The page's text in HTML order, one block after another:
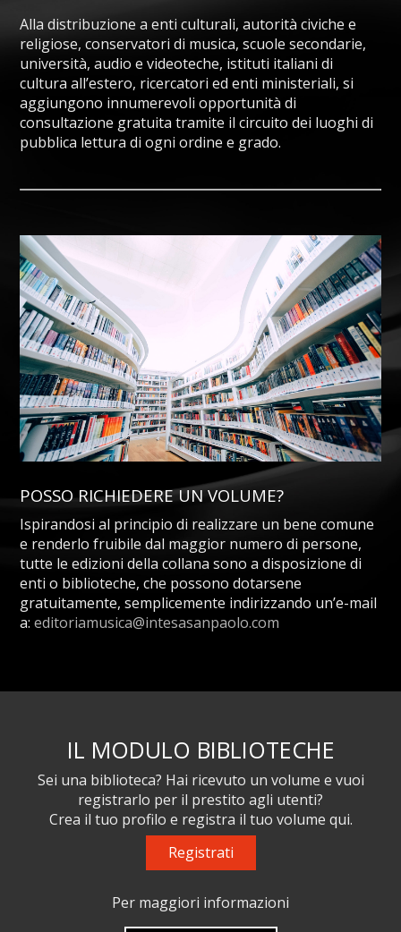
Alla distribuzione a enti culturali, autorità civiche e
religiose, conservatori di musica, scuole secondarie,
università, audio e videoteche, istituti italiani di
cultura all’estero, ricercatori ed enti ministeriali, si
aggiungono innumerevoli opportunità di
consultazione gratuita tramite il circuito dei luoghi di
pubblica lettura di ogni ordine e grado.
POSSO RICHIEDERE UN VOLUME?
Ispirandosi al principio di realizzare un bene comune
e renderlo fruibile dal maggior numero di persone,
tutte le edizioni della collana sono a disposizione di
enti o biblioteche, che possono dotarsene
gratuitamente, semplicemente indirizzando un’e-mail
a:editoriamusica@intesasanpaolo.com
IL MODULO BIBLIOTECHE
Sei una biblioteca? Hai ricevuto un volume e vuoi
registrarlo per il prestito agli utenti?
Crea il tuo profilo e registra il tuo volume qui.
Registrati
Per maggiori informazioni